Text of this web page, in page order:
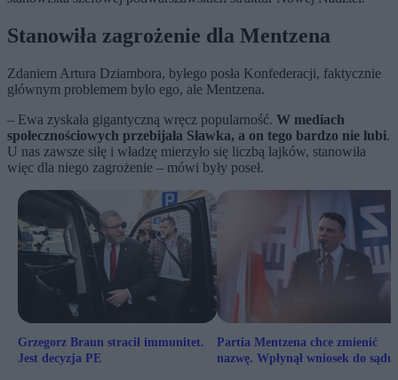
Stanowiła zagrożenie dla Mentzena
Zdaniem Artura Dziambora, byłego posła Konfederacji, faktycznie
głównym problemem było ego, ale Mentzena.
– Ewa zyskała gigantyczną wręcz popularność. W mediach
społecznościowych przebijała Sławka, a on tego bardzo nie lubi.
U nas zawsze siłę i władzę mierzyło się liczbą lajków, stanowiła
więc dla niego zagrożenie – mówi były poseł.
Grzegorz Braun stracił immunitet.
Jest decyzja PE
Partia Mentzena chce zmienić
nazwę. Wpłynął wniosek do sądu